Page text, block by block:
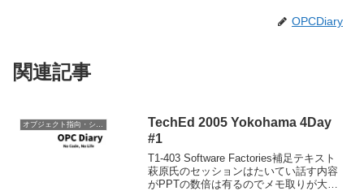
OPCDiary
関連記事
TechEd 2005 Yokohama 4Day
#1
T1-403 Software Factories補足テキスト
萩原氏のセッションはたいてい話す内容
がPPTの数倍は有るのでメモ取りが大